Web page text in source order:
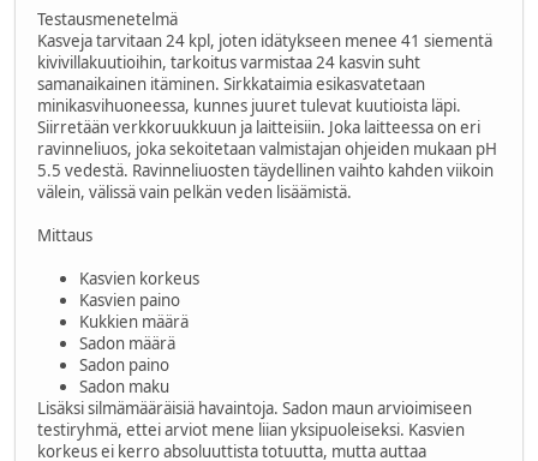
Testausmenetelmä
Kasveja tarvitaan 24 kpl, joten idätykseen menee 41 siementä
kivivillakuutioihin, tarkoitus varmistaa 24 kasvin suht
samanaikainen itäminen. Sirkkataimia esikasvatetaan
minikasvihuoneessa, kunnes juuret tulevat kuutioista läpi.
Siirretään verkkoruukkuun ja laitteisiin. Joka laitteessa on eri
ravinneliuos, joka sekoitetaan valmistajan ohjeiden mukaan pH
5.5 vedestä. Ravinneliuosten täydellinen vaihto kahden viikoin
välein, välissä vain pelkän veden lisäämistä.
Mittaus
Kasvien korkeus
Kasvien paino
Kukkien määrä
Sadon määrä
Sadon paino
Sadon maku
Lisäksi silmämääräisiä havaintoja. Sadon maun arvioimiseen
testiryhmä, ettei arviot mene liian yksipuoleiseksi. Kasvien
korkeus ei kerro absoluuttista totuutta, mutta auttaa